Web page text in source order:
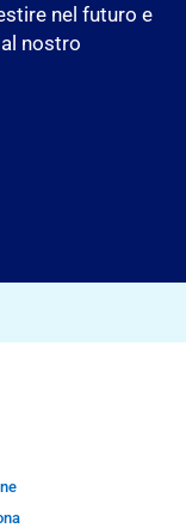
nel futuro e
nostro